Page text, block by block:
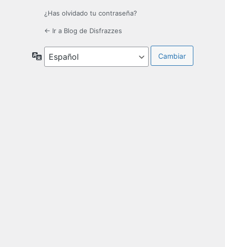
¿Has olvidado tu contraseña?
← Ir a Blog de Disfrazzes
Idioma